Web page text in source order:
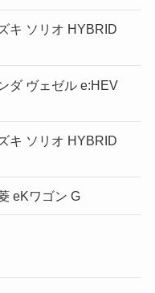
キ ソリオ HYBRID
ダ ヴェゼル e:HEV
キ ソリオ HYBRID
eKワゴン G